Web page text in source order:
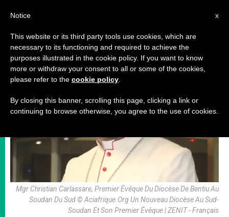
أخبار من حول العالم
Mgr Christian Carlassare, Premier Évêque Du Diocèse De Bentiu Au
Soudan Du Sud © Aciafrique.Org Un Nouveau Diocèse Au Sud-
Soudan Et Son Premier Évêque | ZENIT - Français
x
Notice
This website or its third party tools use cookies, which are
necessary to its functioning and required to achieve the
purposes illustrated in the cookie policy. If you want to know
more or withdraw your consent to all or some of the cookies,
please refer to the cookie policy
By closing this banner, scrolling this page, clicking a link or
continuing to browse otherwise, you agree to the use of cookies.